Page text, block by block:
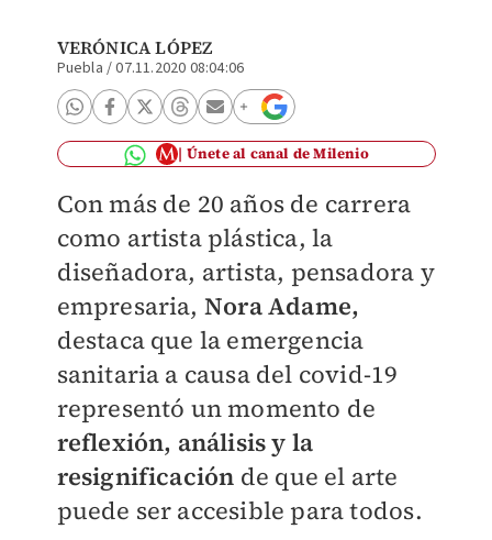
VERÓNICA LÓPEZ
Puebla /07.11.2020 08:04:06
Únete al canal de Milenio
Con más de 20 años de carrera
como artista plástica, la
diseñadora, artista, pensadora y
empresaria, Nora Adame,
destaca que la emergencia
sanitaria a causa del covid-19
representó un momento de
reflexión, análisis y la
resignificación de que el arte
puede ser accesible para todos.